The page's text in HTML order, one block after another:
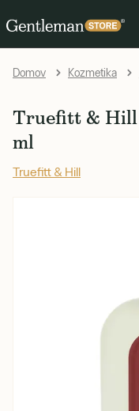
Domov Kozmetika
Truefitt & Hill
ml
Truefitt & Hill